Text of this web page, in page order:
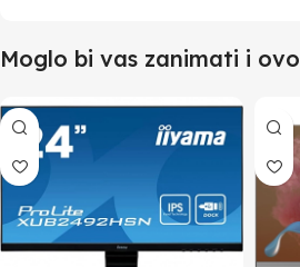
Moglo bi vas zanimati i ovo